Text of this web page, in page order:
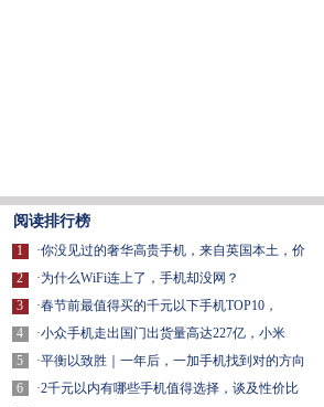
阅读排行榜
1
2
3
4
5
6
·你没见过的奢华高贵手机，来自英国本土，价
·为什么WiFi连上了，手机却没网？
·春节前最值得买的千元以下手机TOP10，
·小众手机走出国门出货量高达227亿，小米
·平衡以致胜｜一年后，一加手机找到对的方向
·2千元以内有哪些手机值得选择，谈及性价比